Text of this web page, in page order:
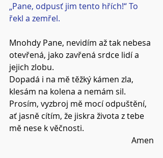
„Pane, odpusť jim tento hřích!“ To
řekl a zemřel.
Mnohdy Pane, nevidím až tak nebesa
otevřená, jako zavřená srdce lidí a
jejich zlobu.
Dopadá i na mě těžký kámen zla,
klesám na kolena a nemám sil.
Prosím, vyzbroj mě mocí odpuštění,
ať jasně cítím, že jiskra života z tebe
mě nese k věčnosti.
Amen